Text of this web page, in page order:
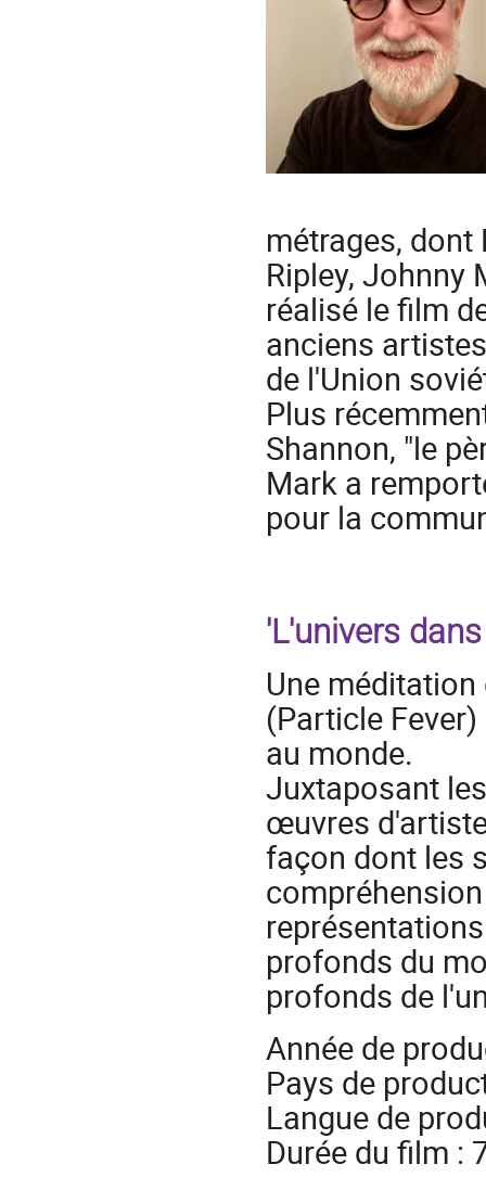
métrages, dont
Ripley, Johnny
réalisé le film
anciens
de l'Union
Plus
Shannon, "le
Mark a
pour la
'L'univers
Une
(Particle
au monde.
Juxtaposant
œuvres
façon dont les
profonds du
profonds de
Année de
Pays de
Langue de
Durée du film :